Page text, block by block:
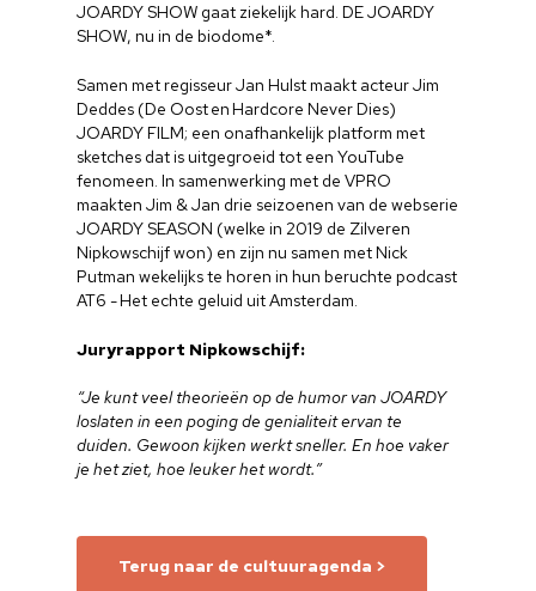
JOARDY SHOW gaat ziekelijk hard. DE JOARDY
SHOW, nu in de biodome*.
Samen met regisseur Jan Hulst maakt acteur Jim
Deddes (De Oost en Hardcore Never Dies)
JOARDY FILM; een onafhankelijk platform met
sketches dat is uitgegroeid tot een YouTube
fenomeen. In samenwerking met de VPRO
maakten Jim & Jan drie seizoenen van de webserie
JOARDY SEASON (welke in 2019 de Zilveren
Nipkowschijf won) en zijn nu samen met Nick
Putman wekelijks te horen in hun beruchte podcast
AT6 - Het echte geluid uit Amsterdam.
Juryrapport Nipkowschijf:
“Je kunt veel theorieën op de humor van JOARDY
loslaten in een poging de genialiteit ervan te
duiden. Gewoon kijken werkt sneller. En hoe vaker
je het ziet, hoe leuker het wordt.”
Terug naar de cultuuragenda >